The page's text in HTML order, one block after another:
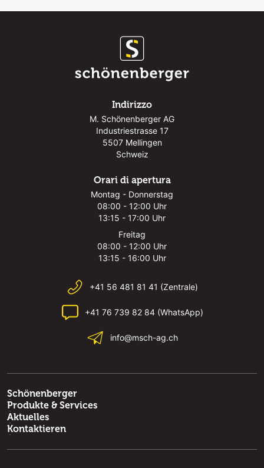
Indirizzo
M. Schönenberger AG
Industriestrasse 17
5507 Mellingen
Schweiz
Orari di apertura
Montag - Donnerstag
08:00 - 12:00 Uhr
13:15 - 17:00 Uhr
Freitag
08:00 - 12:00 Uhr
13:15 - 16:00 Uhr
+41 56 481 81 41 (Zentrale)
+41 76 739 82 84 (WhatsApp)
info@msch-ag.ch
Schönenberger
Produkte & Services
Aktuelles
Kontaktieren